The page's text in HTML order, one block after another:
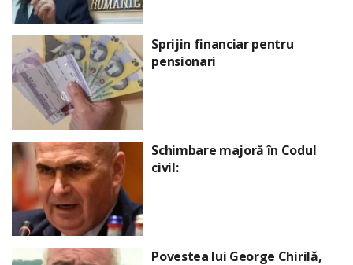
Sprijin financiar pentru
pensionari
Schimbare majoră în Codul
civil:
Povestea lui George Chirilă,